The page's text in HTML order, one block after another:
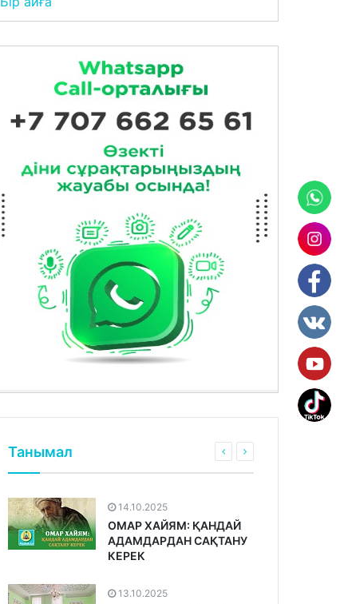
Танымал
14.10.2025
ОМАР ХАЙЯМ: ҚАНДАЙ
АДАМДАРДАН САҚТАНУ
КЕРЕК
13.10.2025